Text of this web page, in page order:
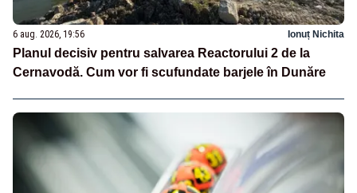
6 aug. 2026, 19:56 Ionuț Nichita
Planul decisiv pentru salvarea Reactorului 2 de la
Cernavodă. Cum vor fi scufundate barjele în Dunăre